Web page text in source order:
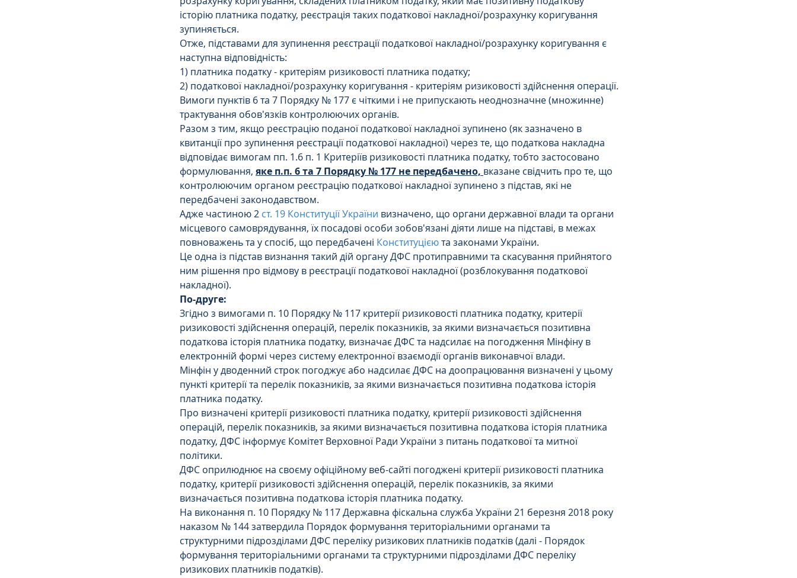
історію платника податку, реєстрація таких податкової накладної/розрахунку коригування
зупиняється.
Отже, підставами для зупинення реєстрації податкової накладної/розрахунку коригування є
наступна відповідність:
1) платника податку - критеріям ризиковості платника податку;
2) податкової накладної/розрахунку коригування - критеріям ризиковості здійснення операції.
Вимоги пунктів 6 та 7 Порядку № 177 є чіткими і не припускають неоднозначне (множинне)
трактування обов'язків контролюючих органів.
Разом з тим, якщо реєстрацію поданої податкової накладної зупинено (як зазначено в
квитанції про зупинення реєстрації податкової накладної) через те, що податкова накладна
відповідає вимогам пп. 1.6 п. 1 Критеріїв ризиковості платника податку, тобто застосовано
формулювання, яке п.п. 6 та 7 Порядку № 177 не передбачено, вказане свідчить про те, що
контролюючим органом реєстрацію податкової накладної зупинено з підстав, які не
передбачені законодавством.
Адже частиною 2 ст. 19 Конституції України визначено, що органи державної влади та органи
місцевого самоврядування, їх посадові особи зобов'язані діяти лише на підставі, в межах
повноважень та у спосіб, що передбачені Конституцією та законами України.
Це одна із підстав визнання такий дій органу ДФС протиправними та скасування прийнятого
ним рішення про відмову в реєстрації податкової накладної (розблокування податкової
накладної).
По-друге:
Згідно з вимогами п. 10 Порядку № 117 критерії ризиковості платника податку, критерії
ризиковості здійснення операцій, перелік показників, за якими визначається позитивна
податкова історія платника податку, визначає ДФС та надсилає на погодження Мінфіну в
електронній формі через систему електронної взаємодії органів виконавчої влади.
Мінфін у дводенний строк погоджує або надсилає ДФС на доопрацювання визначені у цьому
пункті критерії та перелік показників, за якими визначається позитивна податкова історія
платника податку.
Про визначені критерії ризиковості платника податку, критерії ризиковості здійснення
операцій, перелік показників, за якими визначається позитивна податкова історія платника
податку, ДФС інформує Комітет Верховної Ради України з питань податкової та митної
політики.
ДФС оприлюднює на своєму офіційному веб-сайті погоджені критерії ризиковості платника
податку, критерії ризиковості здійснення операцій, перелік показників, за якими
визначається позитивна податкова історія платника податку.
На виконання п. 10 Порядку № 117 Державна фіскальна служба України 21 березня 2018 року
наказом № 144 затвердила Порядок формування територіальними органами та
структурними підрозділами ДФС переліку ризикових платників податків (далі - Порядок
формування територіальними органами та структурними підрозділами ДФС переліку
ризикових платників податків).